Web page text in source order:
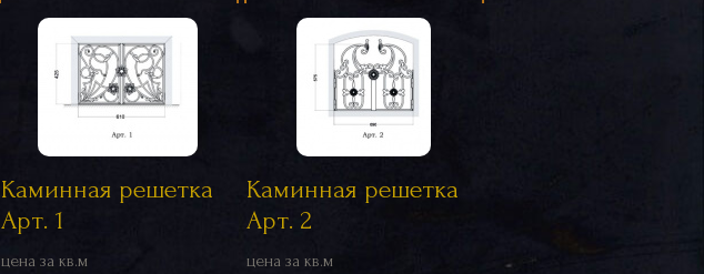
Каминная решетка
Арт. 1
цена за кв.м
Каминная решетка
Арт. 2
цена за кв.м